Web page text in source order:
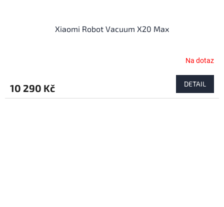
Xiaomi Robot Vacuum X20 Max
Na dotaz
10 290 Kč DETAIL